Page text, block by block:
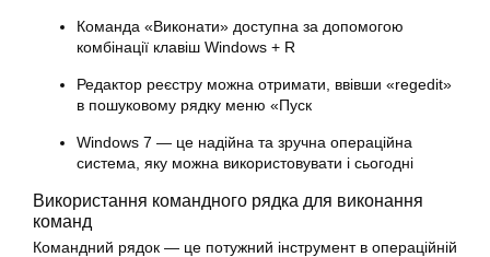
Команда «Виконати» доступна за допомогою
комбінації клавіш Windows + R
Редактор реєстру можна отримати, ввівши «regedit»
в пошуковому рядку меню «Пуск
Windows 7 — це надійна та зручна операційна
система, яку можна використовувати і сьогодні
Використання командного рядка для виконання
команд
Командний рядок — це потужний інструмент в операційній